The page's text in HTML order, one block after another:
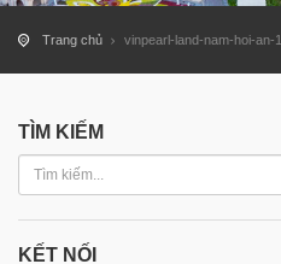
Trang chủ vinpearl-land-nam-hoi-an-1
TÌM KIẾM
KẾT NỐI